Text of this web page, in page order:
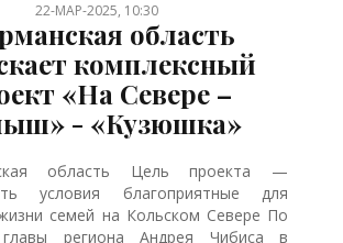
22-МАР-2025, 10:30
область
комплексный
«На Севере –
- «Кузюшка»
область Цель проекта —
условия благоприятные для
семей на Кольском Севере По
региона Андрея Чибиса в